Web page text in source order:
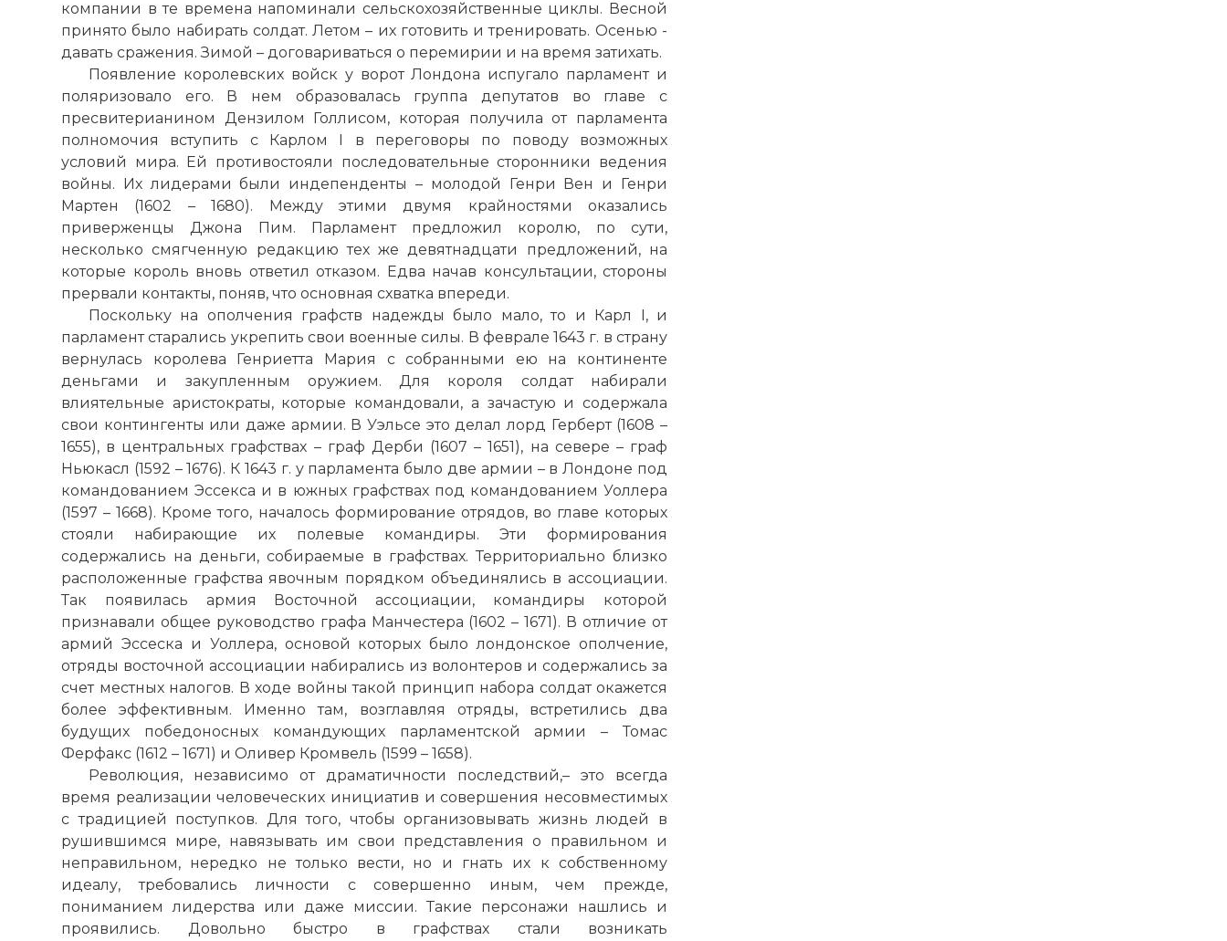
компании в те времена напоминали сельскохозяйственные циклы. Весной
принято было набирать солдат. Летом – их готовить и тренировать. Осенью -
давать сражения. Зимой – договариваться о перемирии и на время затихать.
Появление королевских войск у ворот Лондона испугало парламент и
поляризовало его. В нем образовалась группа депутатов во главе с
пресвитерианином Дензилом Голлисом, которая получила от парламента
полномочия вступить с Карлом I в переговоры по поводу возможных
условий мира. Ей противостояли последовательные сторонники ведения
войны. Их лидерами были индепенденты – молодой Генри Вен и Генри
Мартен (1602 – 1680). Между этими двумя крайностями оказались
приверженцы Джона Пим. Парламент предложил королю, по сути,
несколько смягченную редакцию тех же девятнадцати предложений, на
которые король вновь ответил отказом. Едва начав консультации, стороны
прервали контакты, поняв, что основная схватка впереди.
Поскольку на ополчения графств надежды было мало, то и Карл I, и
парламент старались укрепить свои военные силы. В феврале 1643 г. в страну
вернулась королева Генриетта Мария с собранными ею на континенте
деньгами и закупленным оружием. Для короля солдат набирали
влиятельные аристократы, которые командовали, а зачастую и содержала
свои контингенты или даже армии. В Уэльсе это делал лорд Герберт (1608 –
1655), в центральных графствах – граф Дерби (1607 – 1651), на севере – граф
Ньюкасл (1592 – 1676). К 1643 г. у парламента было две армии – в Лондоне под
командованием Эссекса и в южных графствах под командованием Уоллера
(1597 – 1668). Кроме того, началось формирование отрядов, во главе которых
стояли набирающие их полевые командиры. Эти формирования
содержались на деньги, собираемые в графствах. Территориально близко
расположенные графства явочным порядком объединялись в ассоциации.
Так появилась армия Восточной ассоциации, командиры которой
признавали общее руководство графа Манчестера (1602 – 1671). В отличие от
армий Эссеска и Уоллера, основой которых было лондонское ополчение,
отряды восточной ассоциации набирались из волонтеров и содержались за
счет местных налогов. В ходе войны такой принцип набора солдат окажется
более эффективным. Именно там, возглавляя отряды, встретились два
будущих победоносных командующих парламентской армии – Томас
Ферфакс (1612 – 1671) и Оливер Кромвель (1599 – 1658).
Революция, независимо от драматичности последствий,– это всегда
время реализации человеческих инициатив и совершения несовместимых
с традицией поступков. Для того, чтобы организовывать жизнь людей в
рушившимся мире, навязывать им свои представления о правильном и
неправильном, нередко не только вести, но и гнать их к собственному
идеалу, требовались личности с совершенно иным, чем прежде,
пониманием лидерства или даже миссии. Такие персонажи нашлись и
проявились. Довольно быстро в графствах стали возникать
☓